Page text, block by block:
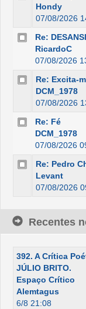
Hondy
07/08/2026
Re:
RicardoC
07/08/2026
Re: Excita-
DCM_1978
07/08/2026
Re: Fé
DCM_1978
07/08/2026
Re: Pedro
Levant
07/08/2026
Recentes
392. A Crítica
JÚLIO BRITO.
Espaço Crítico
Alemtagus
6/8 21:08